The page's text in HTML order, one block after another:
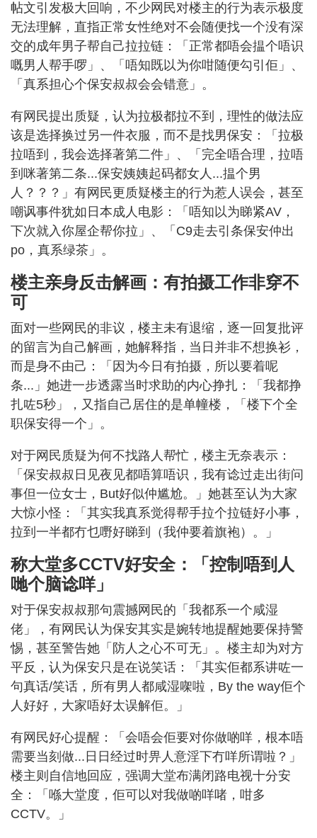
帖文引发极大回响，不少网民对楼主的行为表示极度
无法理解，直指正常女性绝对不会随便找一个没有深
交的成年男子帮自己拉拉链：「正常都唔会揾个唔识
嘅男人帮手啰」、「唔知既以为你咁随便勾引佢」、
「真系担心个保安叔叔会会错意」。
有网民提出质疑，认为拉极都拉不到，理性的做法应
该是选择换过另一件衣服，而不是找男保安：「拉极
拉唔到，我会选择著第二件」、「完全唔合理，拉唔
到咪著第二条...保安姨姨起码都女人...揾个男
人？？？」有网民更质疑楼主的行为惹人误会，甚至
嘲讽事件犹如日本成人电影：「唔知以为睇紧AV，
下次就入你屋企帮你拉」、「C9走去引条保安仲出
po，真系绿茶」。
楼主亲身反击解画：有拍摄工作非穿不
可
面对一些网民的非议，楼主未有退缩，逐一回复批评
的留言为自己解画，她解释指，当日并非不想换衫，
而是身不由己：「因为今日有拍摄，所以要着呢
条...」她进一步透露当时求助的内心挣扎：「我都挣
扎咗5秒」，又指自己居住的是单幢楼，「楼下个全
职保安得一个」。
对于网民质疑为何不找路人帮忙，楼主无奈表示：
「保安叔叔日见夜见都唔算唔识，我有谂过走出街问
事但一位女士，But好似仲尴尬。」她甚至认为大家
大惊小怪：「其实我真系觉得帮手拉个拉链好小事，
拉到一半都冇乜嘢好睇到（我仲要着旗袍）。」
称大堂多CCTV好安全：「控制唔到人
哋个脑谂咩」
对于保安叔叔那句震撼网民的「我都系一个咸湿
佬」，有网民认为保安其实是婉转地提醒她要保持警
惕，甚至警告她「防人之心不可无」。楼主却为对方
平反，认为保安只是在说笑话：「其实佢都系讲咗一
句真话/笑话，所有男人都咸湿㗎啦，By the way佢个
人好好，大家唔好太误解佢。」
有网民好心提醒：「会唔会佢要对你做啲咩，根本唔
需要当刻做...日日经过时畀人意淫下冇咩所谓啦？」
楼主则自信地回应，强调大堂布满闭路电视十分安
全：「喺大堂度，佢可以对我做啲咩啫，咁多
CCTV。」